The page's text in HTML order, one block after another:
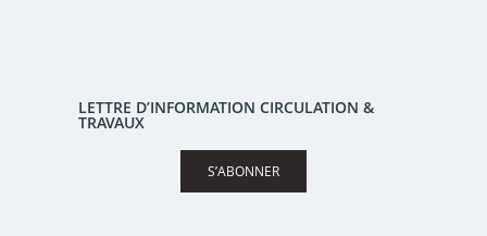
LETTRE D’INFORMATION CIRCULATION &
TRAVAUX
S’ABONNER